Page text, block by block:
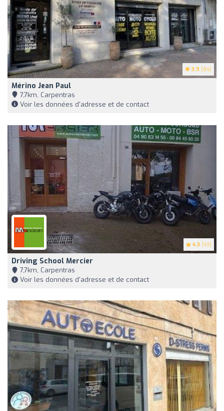
3.9 (84)
Mérino Jean Paul
7,7km, Carpentras
Voir les données d'adresse et de contact
4.3 (43)
Driving School Mercier
7,7km, Carpentras
Voir les données d'adresse et de contact